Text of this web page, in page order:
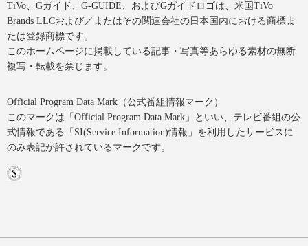
TiVo、Gガイド、G-GUIDE、およびGガイドロゴは、米国TiVo
Brands LLCおよび／またはその関連会社の日本国内における商標ま
たは登録商標です。
このホームページに掲載している記事・写真等あらゆる素材の無断
複写・転載を禁じます。
Official Program Data Mark（公式番組情報マーク）
このマークは「Official Program Data Mark」といい、テレビ番組の公
式情報である「SI(Service Information)情報」を利用したサービスに
のみ表記が許されているマークです。